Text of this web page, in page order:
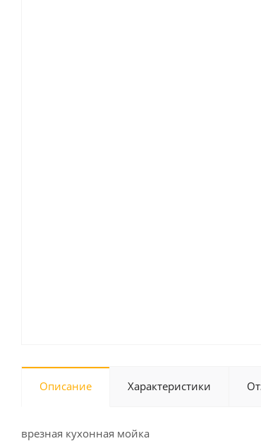
Описание Характеристики
врезная кухонная мойка